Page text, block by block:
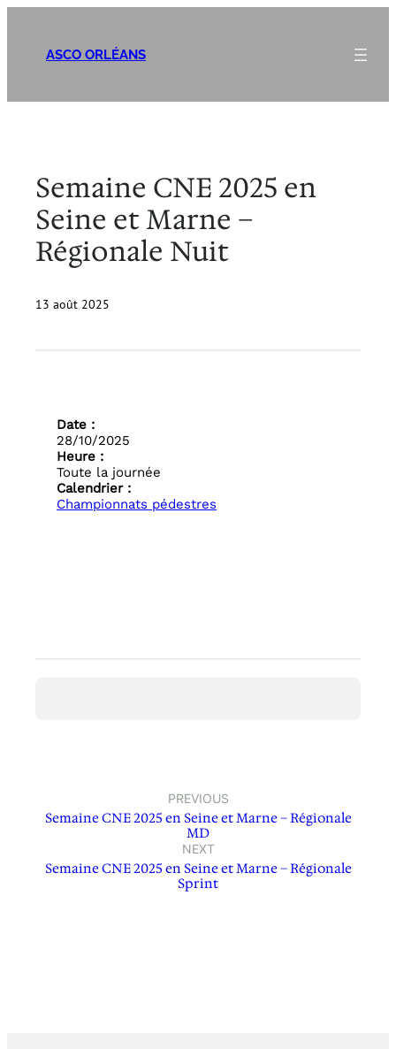
contenuASCO ORLÉANS
Semaine CNE 2025 en
Seine et Marne –
Régionale Nuit
13 août 2025
Date :
28/10/2025
Heure :
Toute la journée
Calendrier :
Championnats pédestres
PREVIOUS
Semaine CNE 2025 en Seine et Marne – Régionale
MD
NEXT
Semaine CNE 2025 en Seine et Marne – Régionale
Sprint